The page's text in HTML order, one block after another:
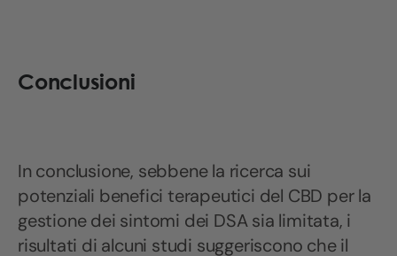
Conclusioni
In conclusione, sebbene la ricerca sui
potenziali benefici terapeutici del CBD per la
gestione dei sintomi dei DSA sia limitata, i
risultati di alcuni studi suggeriscono che il